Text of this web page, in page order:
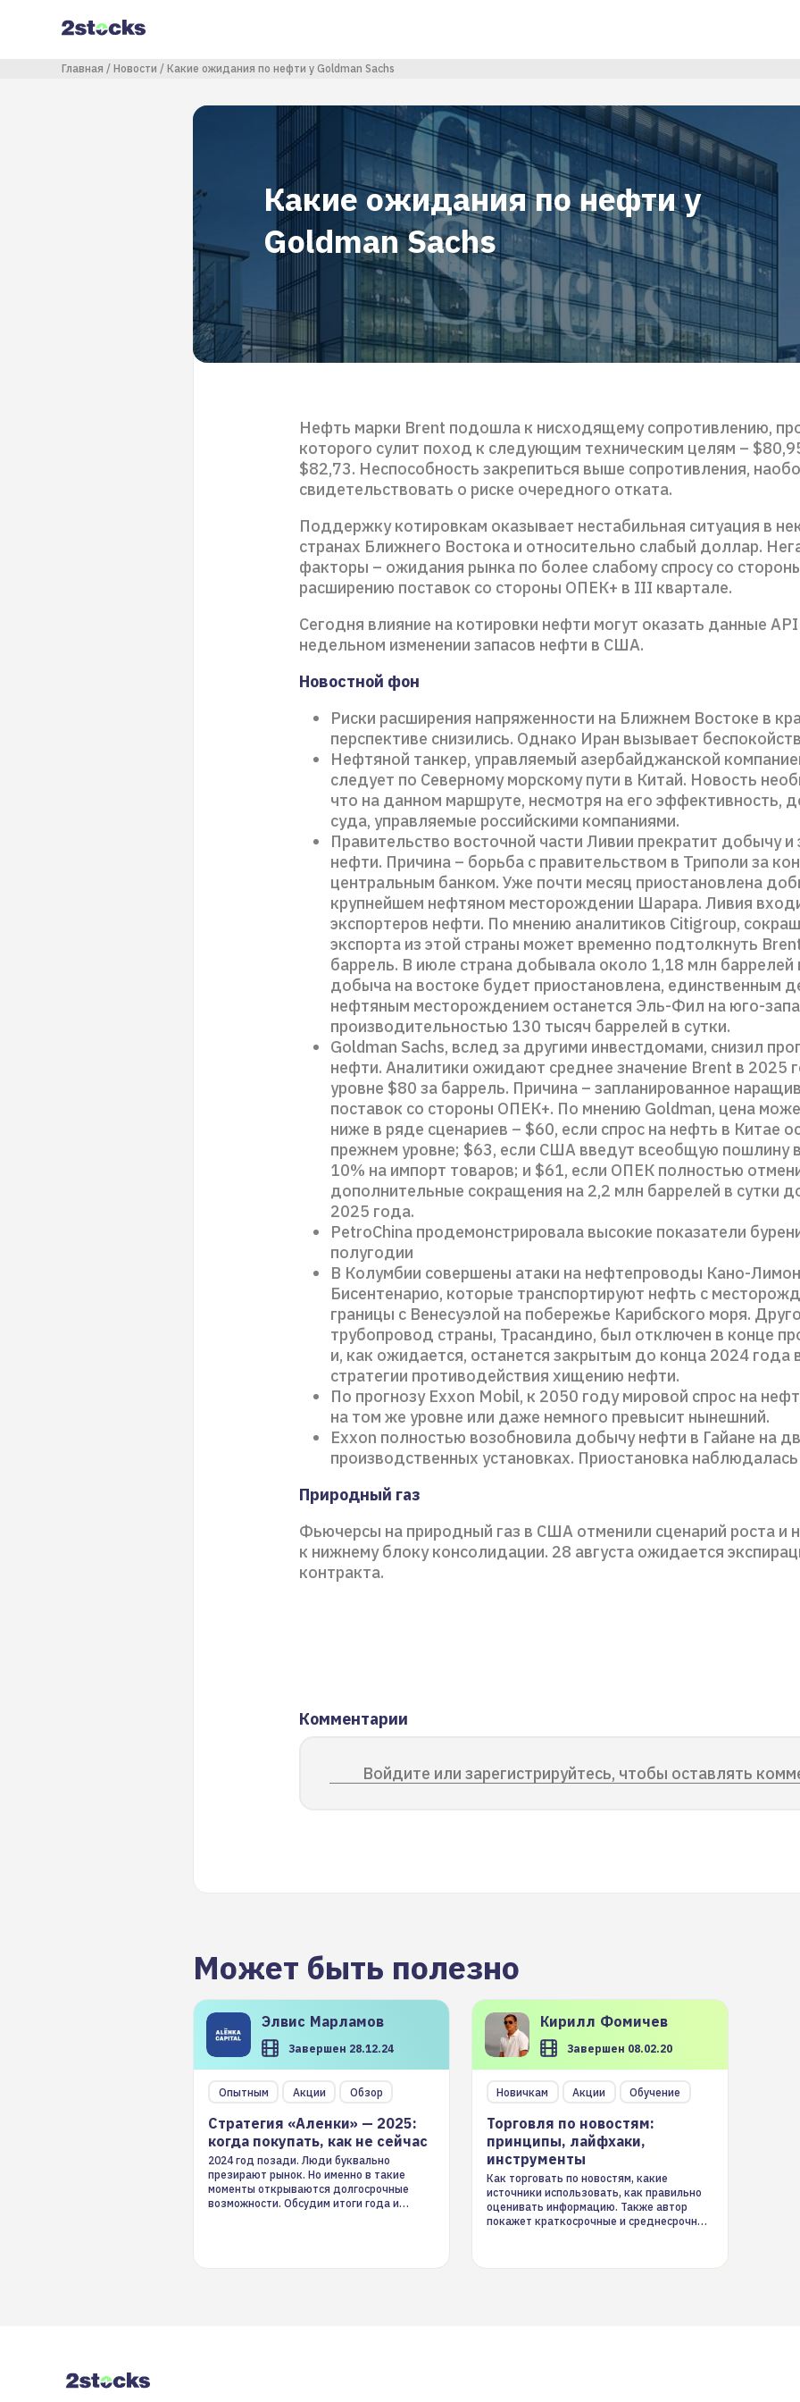
содержанию
Строка навигации
Главная Новости Какие ожидания по нефти у Goldman Sachs
Какие ожидания по нефти у
Goldman Sachs
Нефть марки Brent подошла к нисходящему сопротивлению,
которого сулит поход к следующим техническим целям –
$82,73. Неспособность закрепиться выше сопротивления,
свидетельствовать о риске очередного отката.
Поддержку котировкам оказывает нестабильная ситуация в
странах Ближнего Востока и относительно слабый доллар.
факторы – ожидания рынка по более слабому спросу со
расширению поставок со стороны ОПЕК+ в III квартале.
Сегодня влияние на котировки нефти могут оказать данные
недельном изменении запасов нефти в США.
Новостной фон
Риски расширения напряженности на Ближнем Востоке в
перспективе снизились. Однако Иран вызывает
Нефтяной танкер, управляемый азербайджанской
следует по Северному морскому пути в Китай. Новость
что на данном маршруте, несмотря на его эффективность,
суда, управляемые российскими компаниями.
Правительство восточной части Ливии прекратит добычу и
нефти. Причина – борьба с правительством в Триполи за
центральным банком. Уже почти месяц приостановлена
крупнейшем нефтяном месторождении Шарара. Ливия
экспортеров нефти. По мнению аналитиков Citigroup,
экспорта из этой страны может временно подтолкнуть
баррель. В июле страна добывала около 1,18 млн баррелей
добыча на востоке будет приостановлена, единственным
нефтяным месторождением останется Эль-Фил на юго-
производительностью 130 тысяч баррелей в сутки.
Goldman Sachs, вслед за другими инвестдомами, снизил
нефти. Аналитики ожидают среднее значение Brent в 2025
уровне $80 за баррель. Причина – запланированное
поставок со стороны ОПЕК+. По мнению Goldman, цена
ниже в ряде сценариев – $60, если спрос на нефть в Китае
прежнем уровне; $63, если США введут всеобщую пошлину
10% на импорт товаров; и $61, если ОПЕК полностью
дополнительные сокращения на 2,2 млн баррелей в сутки
2025 года.
PetroChina продемонстрировала высокие показатели
полугодии
В Колумбии совершены атаки на нефтепроводы Кано-
Бисентенарио, которые транспортируют нефть с
границы с Венесуэлой на побережье Карибского моря.
трубопровод страны, Трасандино, был отключен в конце
и, как ожидается, останется закрытым до конца 2024 года
стратегии противодействия хищению нефти.
По прогнозу Exxon Mobil, к 2050 году мировой спрос на
на том же уровне или даже немного превысит нынешний.
Exxon полностью возобновила добычу нефти в Гайане на
производственных установках. Приостановка
Природный газ
Фьючерсы на природный газ в США отменили сценарий роста и
к нижнему блоку консолидации. 28 августа ожидается
контракта.
Комментарии
Войдите или зарегистрируйтесь, чтобы оставлять
Может быть полезно
Элвис Марламов
Завершен 28.12.24
Опытным Акции Обзор
Стратегия «Аленки» — 2025:
когда покупать, как не сейчас
2024 год позади. Люди буквально
презирают рынок. Но именно в такие
моменты открываются долгосрочные
возможности. Обсудим итоги года и
Кирилл Фомичев
Завершен 08.02.20
Новичкам Акции Обучение
Торговля по новостям:
принципы, лайфхаки,
инструменты
Как торговать по новостям, какие
источники использовать, как правильно
оценивать информацию. Также автор
покажет краткосрочные и среднесрочные